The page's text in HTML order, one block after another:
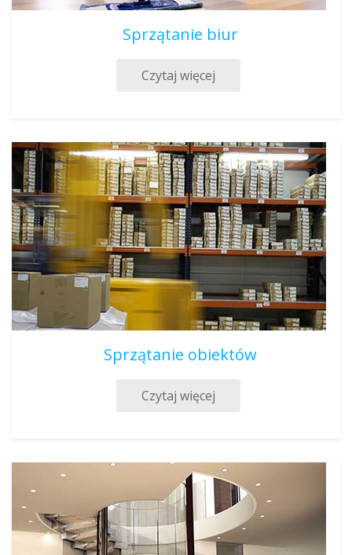
Sprzątanie biur
Czytaj więcej
Sprzątanie obiektów
Czytaj więcej